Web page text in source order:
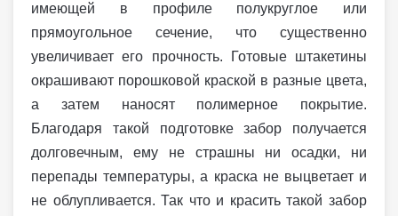
имеющей в профиле полукруглое или
прямоугольное сечение, что существенно
увеличивает его прочность. Готовые штакетины
окрашивают порошковой краской в разные цвета,
а затем наносят полимерное покрытие.
Благодаря такой подготовке забор получается
долговечным, ему не страшны ни осадки, ни
перепады температуры, а краска не выцветает и
не облупливается. Так что и красить такой забор